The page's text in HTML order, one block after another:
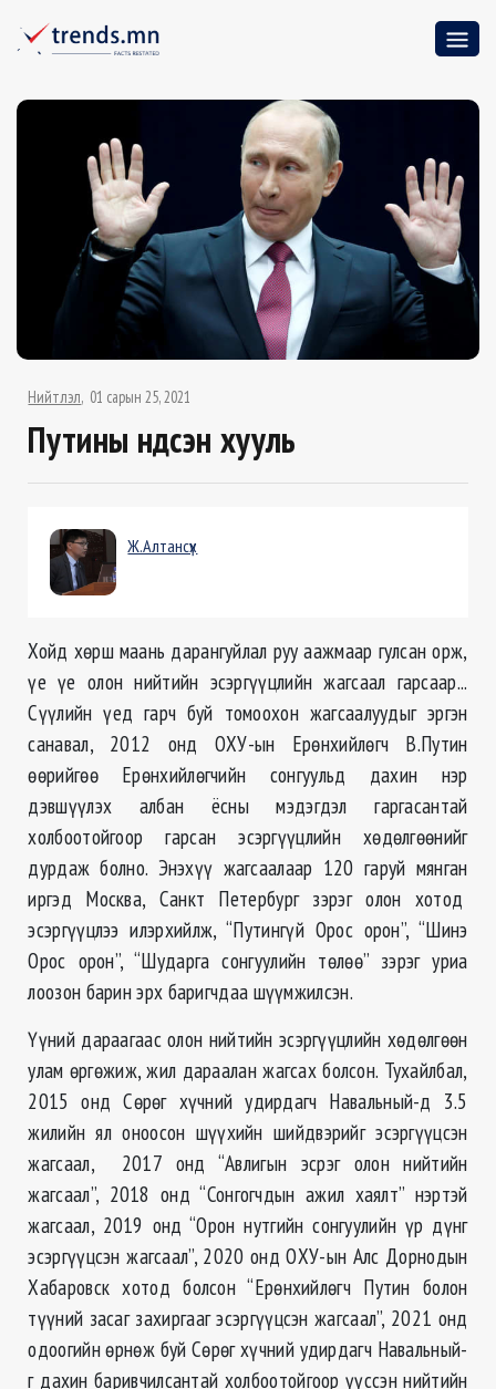
Нийтлэл 01 сарын 25, 2021
Путины Үндсэн хууль
Ж.Алтансүх
Хойд хөрш маань дарангуйлал руу аажмаар гулсан орж,
үе үе олон нийтийн эсэргүүцлийн жагсаал гарсаар...
Сүүлийн үед гарч буй томоохон жагсаалуудыг эргэн
санавал, 2012 онд ОХУ-ын Ерөнхийлөгч В.Путин
өөрийгөө Ерөнхийлөгчийн сонгуульд дахин нэр
дэвшүүлэх албан ёсны мэдэгдэл гаргасантай
холбоотойгоор гарсан эсэргүүцлийн хөдөлгөөнийг
дурдаж болно. Энэхүү жагсаалаар 120 гаруй мянган
иргэд Москва, Санкт Петербург зэрэг олон хотод
эсэргүүцлээ илэрхийлж, “Путингүй Орос орон”, “Шинэ
Орос орон”, “Шударга сонгуулийн төлөө” зэрэг уриа
лоозон барин эрх баригчдаа шүүмжилсэн.
Үүний дараагаас олон нийтийн эсэргүүцлийн хөдөлгөөн
улам өргөжиж, жил дараалан жагсах болсон. Тухайлбал,
2015 онд Сөрөг хүчний удирдагч Навальный-д 3.5
жилийн ял оноосон шүүхийн шийдвэрийг эсэргүүцсэн
жагсаал, 2017 онд “Авлигын эсрэг олон нийтийн
жагсаал”, 2018 онд “Сонгогчдын ажил хаялт” нэртэй
жагсаал, 2019 онд “Орон нутгийн сонгуулийн үр дүнг
эсэргүүцсэн жагсаал”, 2020 онд ОХУ-ын Алс Дорнодын
Хабаровск хотод болсон “Ерөнхийлөгч Путин болон
түүний засаг захиргааг эсэргүүцсэн жагсаал”, 2021 онд
одоогийн өрнөж буй Сөрөг хүчний удирдагч Навальный-
г дахин баривчилсантай холбоотойгоор үүссэн нийтийн